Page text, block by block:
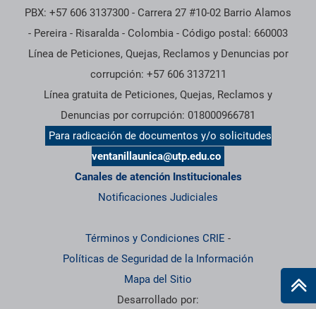
PBX: +57 606 3137300 - Carrera 27 #10-02 Barrio Alamos
- Pereira - Risaralda - Colombia - Código postal: 660003
Línea de Peticiones, Quejas, Reclamos y Denuncias por
corrupción: +57 606 3137211
Línea gratuita de Peticiones, Quejas, Reclamos y
Denuncias por corrupción: 018000966781
Para radicación de documentos y/o solicitudes
ventanillaunica@utp.edu.co
Canales de atención Institucionales
Notificaciones Judiciales
Términos y Condiciones CRIE -
Políticas de Seguridad de la Información
Mapa del Sitio
Desarrollado por: